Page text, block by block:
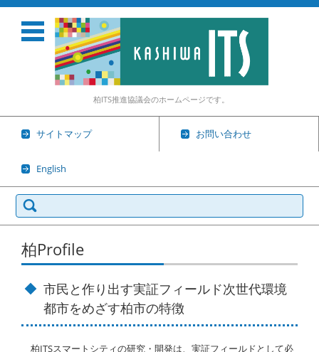
柏ITS推進協議会のホームページです。
サイトマップ お問い合わせ
English
検
索:
コンテンツに移動
柏Profile
市民と作り出す実証フィールド次世代環境
都市をめざす柏市の特徴
柏ITSスマートシティの研究・開発は、実証フィールドとして必